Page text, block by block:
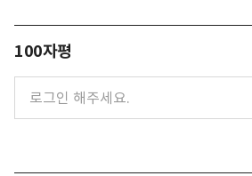
100자평